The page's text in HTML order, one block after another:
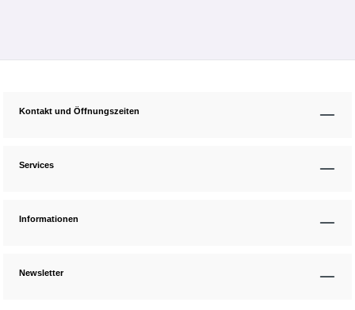
Kontakt und Öffnungszeiten
Services
Informationen
Newsletter